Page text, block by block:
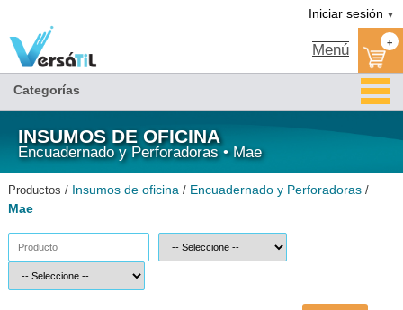
Iniciar sesión ▼
Menú +
Categorías
INSUMOS DE OFICINA
Encuadernado y Perforadoras • Mae
Productos / Insumos de oficina / Encuadernado y Perforadoras /
Mae